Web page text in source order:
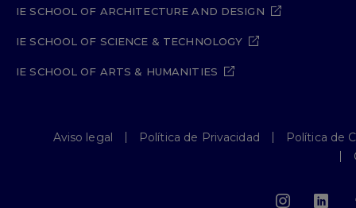
IE SCHOOL OF ARCHITECTURE AND DESIGN
IE SCHOOL OF SCIENCE & TECHNOLOGY
IE SCHOOL OF ARTS & HUMANITIES
Aviso legal Política de Privacidad
Política de